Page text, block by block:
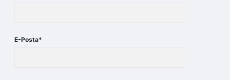
E-Posta*